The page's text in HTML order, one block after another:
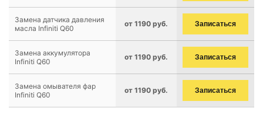
Замена датчика давления
масла Infiniti Q60
от 1190 руб. Записаться
Замена аккумулятора
Infiniti Q60
от 1190 руб. Записаться
Замена омывателя фар
Infiniti Q60
от 1190 руб. Записаться